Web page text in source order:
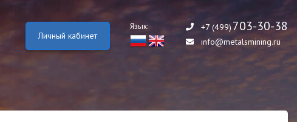
+7 (499)703-30-38
info@metalsmining.ru
Язык:
Личный кабинет